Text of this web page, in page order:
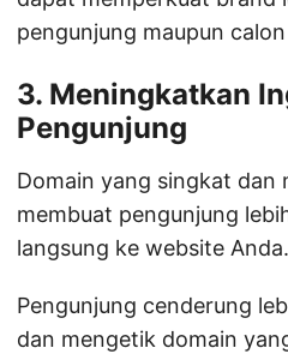
pengunjung maupun
3. Meningkatkan
Pengunjung
Domain yang singkat dan
membuat pengunjung
langsung ke website Anda.
Pengunjung cenderung
dan mengetik domain